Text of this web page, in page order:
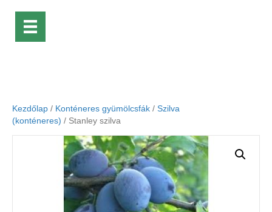
Kezdőlap / Konténeres gyümölcsfák / Szilva
(konténeres) / Stanley szilva